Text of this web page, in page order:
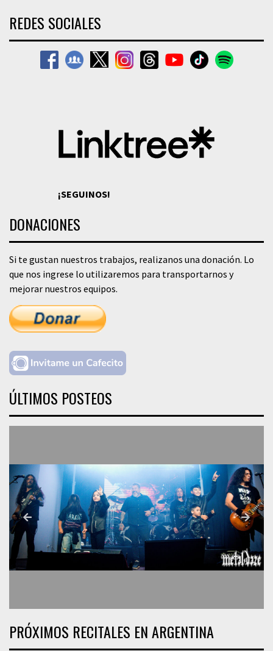
REDES SOCIALES
¡SEGUINOS!
DONACIONES
Si te gustan nuestros trabajos, realizanos una donación. Lo
que nos ingrese lo utilizaremos para transportarnos y
mejorar nuestros equipos.
ÚLTIMOS POSTEOS
PRÓXIMOS RECITALES EN ARGENTINA